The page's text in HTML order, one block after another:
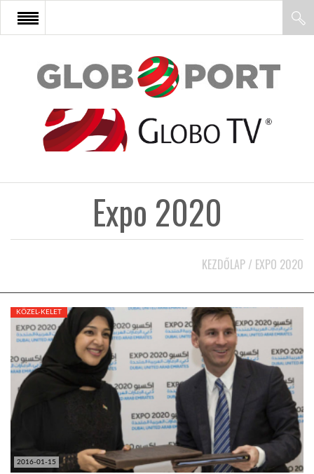
FŐOLDAL
AFRIKA
KÖZEL-KELET
AUSZTRÁLIA
Expo 2020
KEZDŐLAP / EXPO 2020
2016-01-15
KÖZEL-KELET